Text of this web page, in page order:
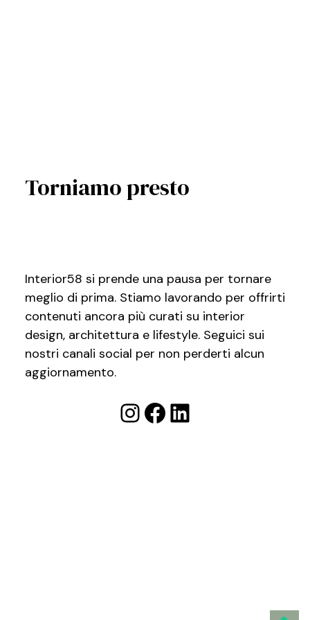
Torniamo presto
Interior58 si prende una pausa per tornare
meglio di prima. Stiamo lavorando per offrirti
contenuti ancora più curati su interior
design, architettura e lifestyle. Seguici sui
nostri canali social per non perderti alcun
aggiornamento.
Instagram
Facebook
LinkedIn